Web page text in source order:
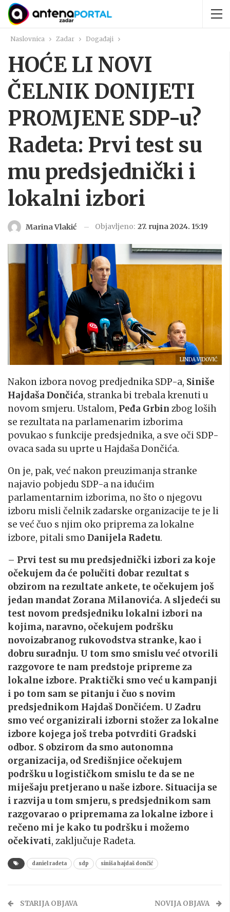
Naslovnica Zadar Događaji
HOĆE LI NOVI
ČELNIK DONIJETI
PROMJENE SDP-u?
Radeta: Prvi test su
mu predsjednički i
lokalni izbori
Marina Vlakić Objavljeno: 27. rujna 2024. 15:19
LINDA VIDOVIĆ
Nakon izbora novog predjednika SDP-a, Siniše
Hajdaša Dončića, stranka bi trebala krenuti u
novom smjeru. Ustalom, Peđa Grbin zbog loših
se rezultata na parlamenarim izborima
povukao s funkcije predsjednika, a sve oči SDP-
ovaca sada su uprte u Hajdaša Dončića.
On je, pak, već nakon preuzimanja stranke
najavio pobjedu SDP-a na idućim
parlamentarnim izborima, no što o njegovu
izboru misli čelnik zadarske organizacije te je li
se već čuo s njim oko priprema za lokalne
izbore, pitali smo Danijela Radetu.
– Prvi test su mu predsjednički izbori za koje
očekujem da će polučiti dobar rezultat s
obzirom na rezultate ankete, te očekujem još
jedan mandat Zorana Milanovića. A sljedeći su
test novom predsjedniku lokalni izbori na
kojima, naravno, očekujem podršku
novoizabranog rukovodstva stranke, kao i
dobru suradnju. U tom smo smislu već otvorili
razgovore te nam predstoje pripreme za
lokalne izbore. Praktički smo već u kampanji
i po tom sam se pitanju i čuo s novim
predsjednikom Hajdaš Dončićem. U Zadru
smo već organizirali izborni stožer za lokalne
izbore kojega još treba potvrditi Gradski
odbor. S obzirom da smo autonomna
organizacija, od Središnjice očekujem
podršku u logističkom smislu te da se ne
miješaju pretjerano u naše izbore. Situacija se
i razvija u tom smjeru, s predsjednikom sam
razgovarao o pripremama za lokalne izbore i
rečeno mi je kako tu podršku i možemo
očekivati, zaključuje Radeta.
daniel radeta sdp siniša hajdaš dončić
STARIJA OBJAVA NOVIJA OBJAVA